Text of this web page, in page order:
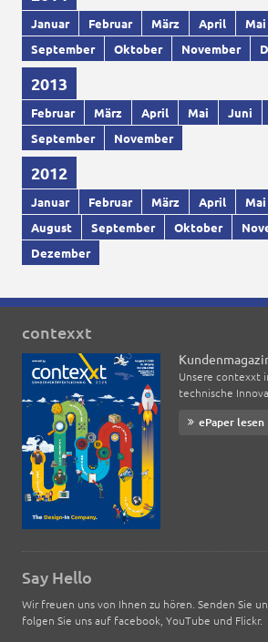
Januar Februar März April Mai
September
Oktober November
2013
Februar März April Mai Juni
September
November
2012
Januar Februar März April Mai
August
September Oktober
Dezember
contexxt
Unsere contexxt
technische
ePaper lesen
Say Hello
Wir freuen uns von Ihnen zu hören. Senden Sie
folgen Sie uns auf facebook, YouTube und Flickr.